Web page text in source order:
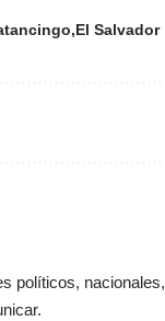
El Salvador
políticos,